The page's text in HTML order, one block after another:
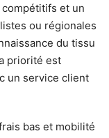
compétitifs et un
ou régionales
du tissu
priorité est
un service client
bas et mobilité